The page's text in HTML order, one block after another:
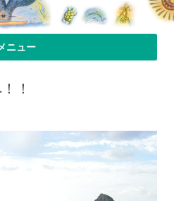
ン｜小笠原父島 シ
ック 宿
ール＆ツアー「プーランプーランシーカ
お宿の「プーランビレッジ」のHPへよ
ニュー
！